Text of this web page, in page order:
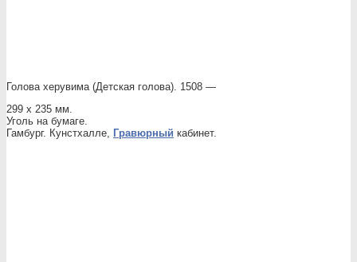
Голова херувима (Детская голова). 1508 —
299 х 235 мм.
Уголь на бумаге.
Гамбург. Кунстхалле, Гравюрный кабинет.